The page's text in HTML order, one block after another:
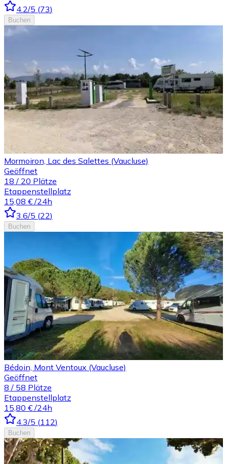
4.2/5 (73)
Buchen
Mormoiron, Lac des Salettes (Vaucluse)
Geöffnet
18 / 20 Plätze
Etappenstellplatz
15,08 € /24h
3.6/5 (22)
Buchen
Bédoin, Mont Ventoux (Vaucluse)
Geöffnet
8 / 58 Plätze
Etappenstellplatz
15,80 € /24h
4.3/5 (112)
Buchen